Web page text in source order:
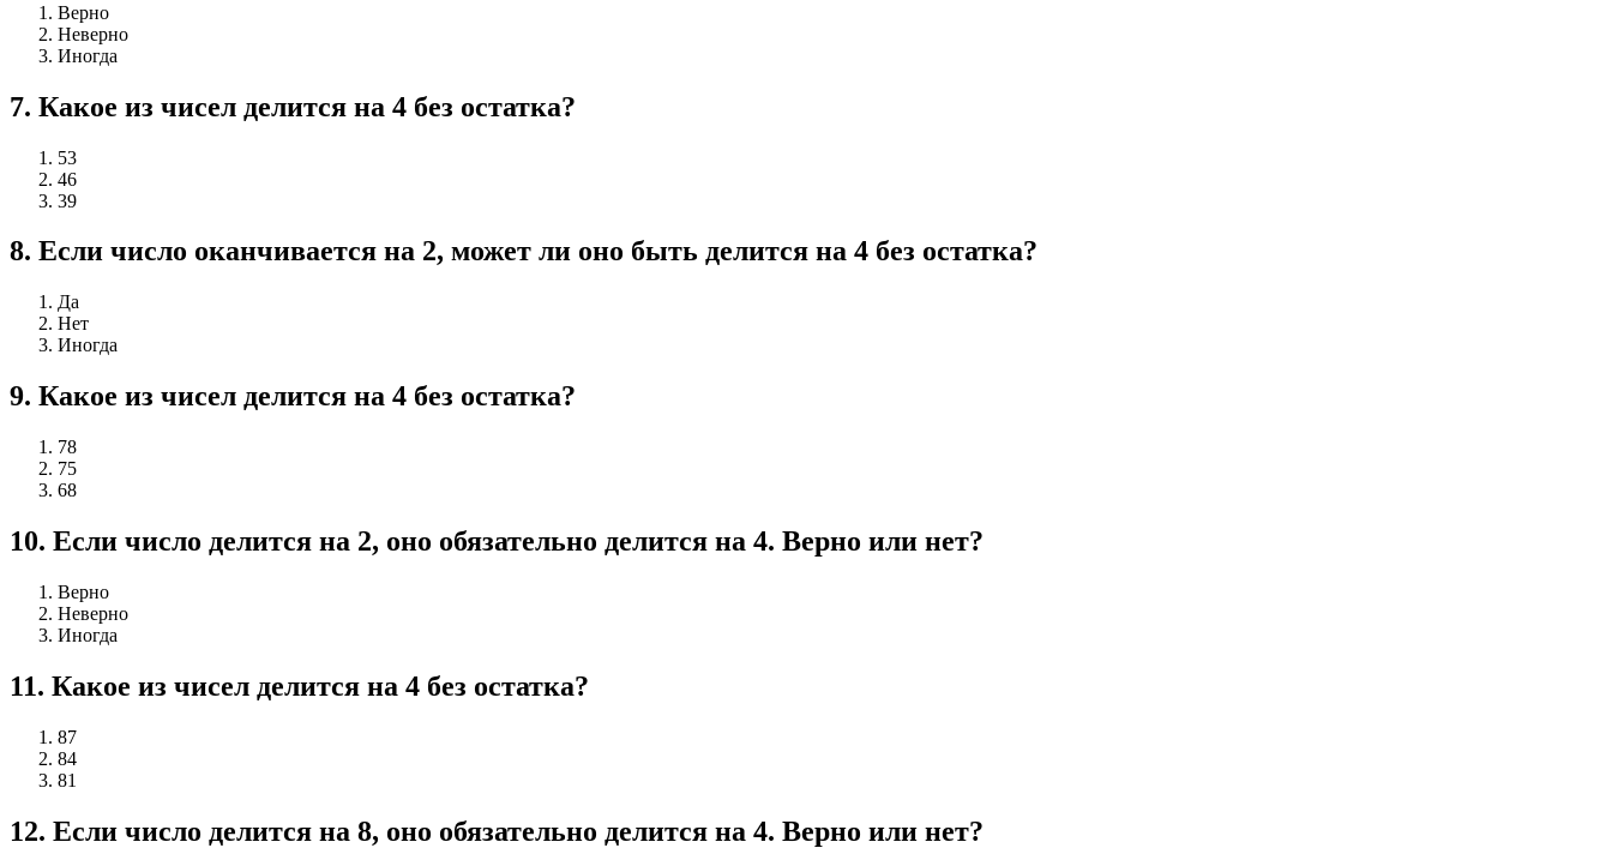
Верно
Неверно
Иногда
7. Какое из чисел делится на 4 без остатка?
53
46
39
8. Если число оканчивается на 2, может ли оно быть делится на 4 без остатка?
Да
Нет
Иногда
9. Какое из чисел делится на 4 без остатка?
78
75
68
10. Если число делится на 2, оно обязательно делится на 4. Верно или нет?
Верно
Неверно
Иногда
11. Какое из чисел делится на 4 без остатка?
87
84
81
12. Если число делится на 8, оно обязательно делится на 4. Верно или нет?